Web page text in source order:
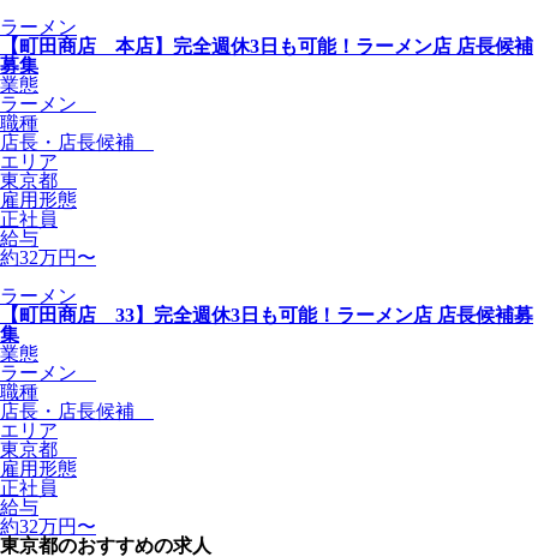
ラーメン
【町田商店 本店】完全週休3日も可能！ラーメン店 店長候補
募集
業態
ラーメン
職種
店長・店長候補
エリア
東京都
雇用形態
正社員
給与
約32万円〜
ラーメン
【町田商店 33】完全週休3日も可能！ラーメン店 店長候補募
集
業態
ラーメン
職種
店長・店長候補
エリア
東京都
雇用形態
正社員
給与
約32万円〜
東京都のおすすめの求人